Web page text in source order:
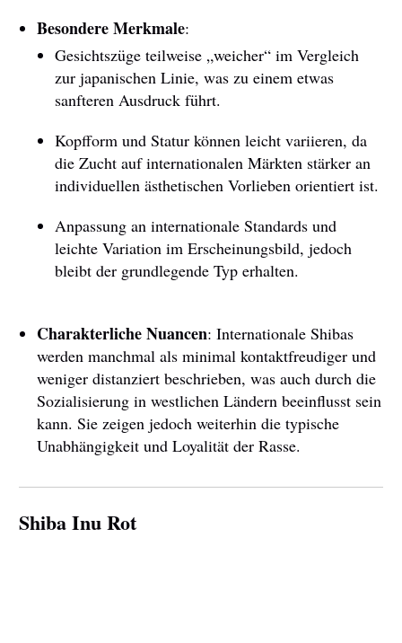
Besondere Merkmale:
Gesichtszüge teilweise „weicher“ im Vergleich
zur japanischen Linie, was zu einem etwas
sanfteren Ausdruck führt.
Kopfform und Statur können leicht variieren, da
die Zucht auf internationalen Märkten stärker an
individuellen ästhetischen Vorlieben orientiert ist.
Anpassung an internationale Standards und
leichte Variation im Erscheinungsbild, jedoch
bleibt der grundlegende Typ erhalten.
Charakterliche Nuancen: Internationale Shibas
werden manchmal als minimal kontaktfreudiger und
weniger distanziert beschrieben, was auch durch die
Sozialisierung in westlichen Ländern beeinflusst sein
kann. Sie zeigen jedoch weiterhin die typische
Unabhängigkeit und Loyalität der Rasse.
Shiba Inu Rot